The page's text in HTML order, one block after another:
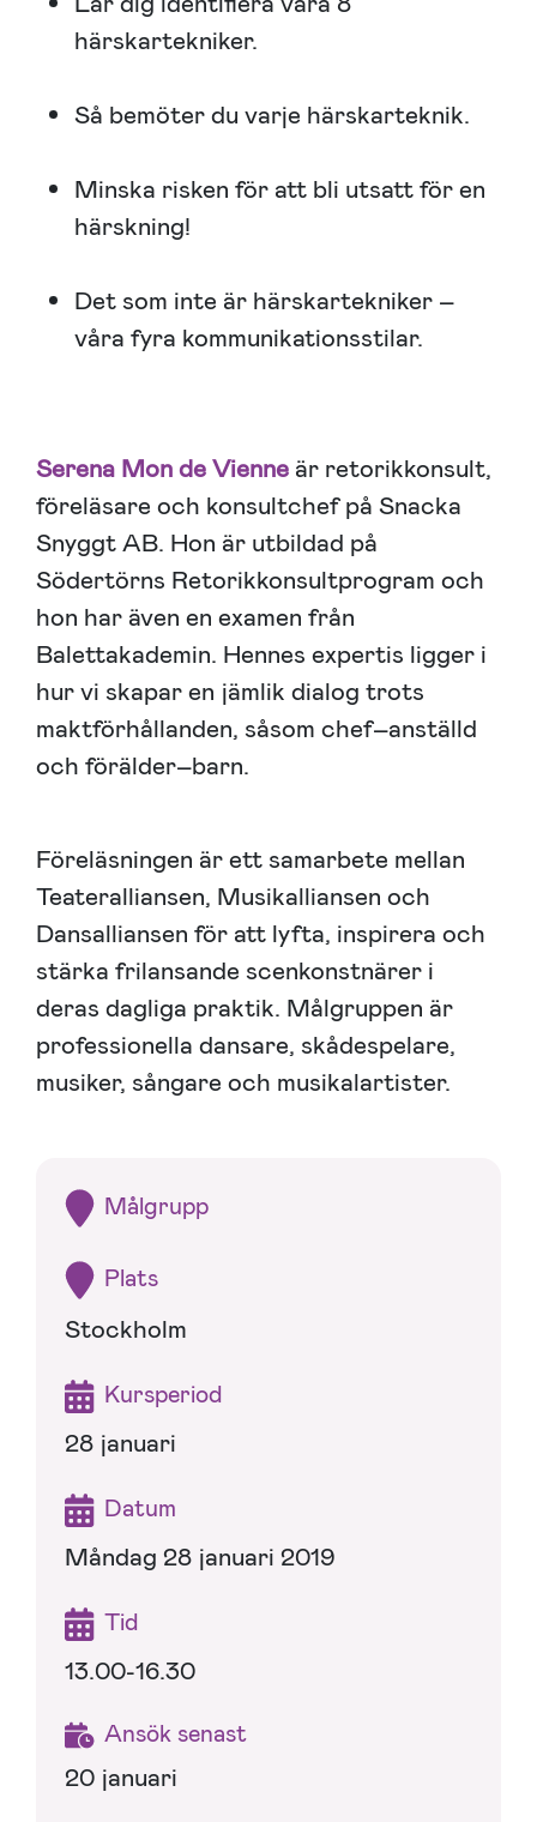
härskartekniker.
Så bemöter du varje härskarteknik.
Minska risken för att bli utsatt för en
härskning!
Det som inte är härskartekniker –
våra fyra kommunikationsstilar.
Serena Mon de Vienne är retorikkonsult,
föreläsare och konsultchef på Snacka
Snyggt AB. Hon är utbildad på
Södertörns Retorikkonsultprogram och
hon har även en examen från
Balettakademin. Hennes expertis ligger i
hur vi skapar en jämlik dialog trots
maktförhållanden, såsom chef–anställd
och förälder–barn.
Föreläsningen är ett samarbete mellan
Teateralliansen, Musikalliansen och
Dansalliansen för att lyfta, inspirera och
stärka frilansande scenkonstnärer i
deras dagliga praktik. Målgruppen är
professionella dansare, skådespelare,
musiker, sångare och musikalartister.
Målgrupp
Plats
Stockholm
Kursperiod
28 januari
Datum
Måndag 28 januari 2019
Tid
13.00-16.30
Ansök senast
20 januari